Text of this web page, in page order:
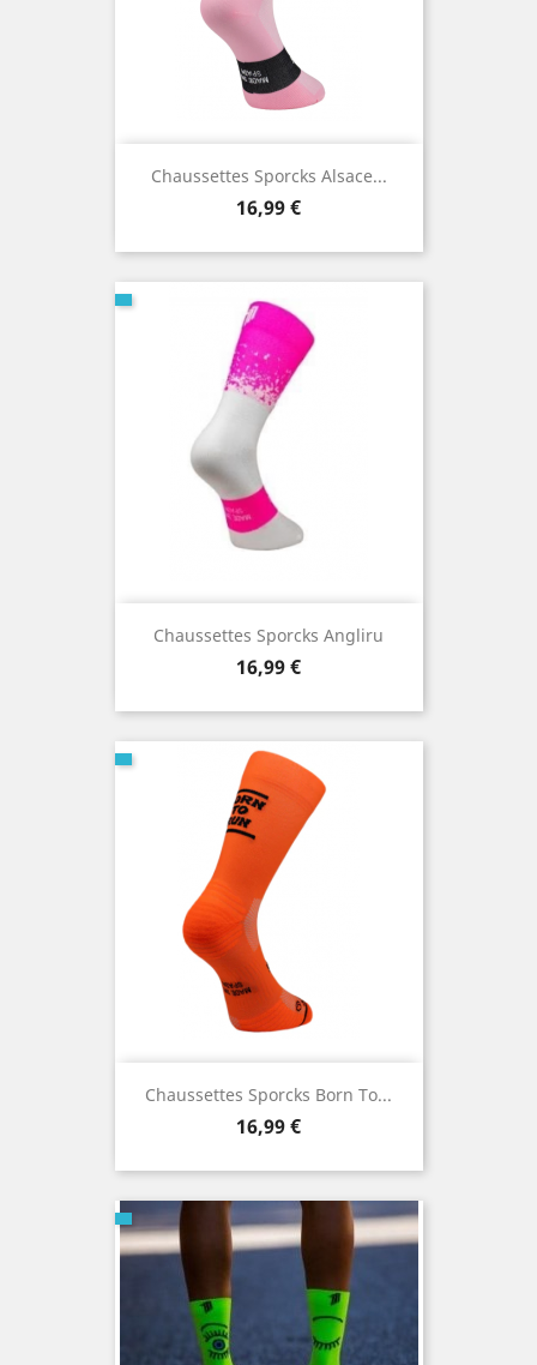
Chaussettes Sporcks Alsace...
Prix
16,99 €
Chaussettes Sporcks Angliru
Prix
16,99 €
Chaussettes Sporcks Born To...
Prix
16,99 €